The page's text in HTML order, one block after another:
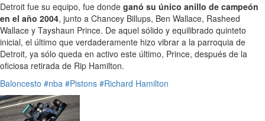
Detroit fue su equipo, fue donde ganó su único anillo de campeón
en el año 2004, junto a Chancey Billups, Ben Wallace, Rasheed
Wallace y Tayshaun Prince. De aquel sólido y equilibrado quinteto
inicial, el último que verdaderamente hizo vibrar a la parroquia de
Detroit, ya sólo queda en activo este último, Prince, después de la
oficiosa retirada de Rip Hamilton.
Baloncesto #nba #Pistons #Richard Hamilton